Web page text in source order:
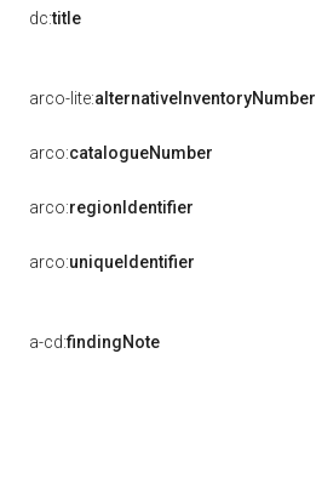
dc:title
arco-lite:alternativeInventoryNumber
arco:catalogueNumber
arco:regionIdentifier
arco:uniqueIdentifier
a-cd:findingNote